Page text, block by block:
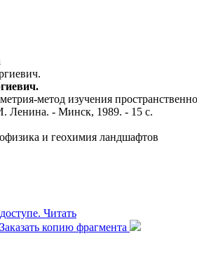
метод изучения
Ленина. - Минск, 1989. - 15 с.
и геохимия ландшафтов
Читать
Заказать копию фрагмента